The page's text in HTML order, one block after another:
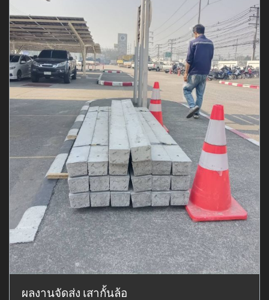
ผลงานจัดส่ง เสากั้นล้อ